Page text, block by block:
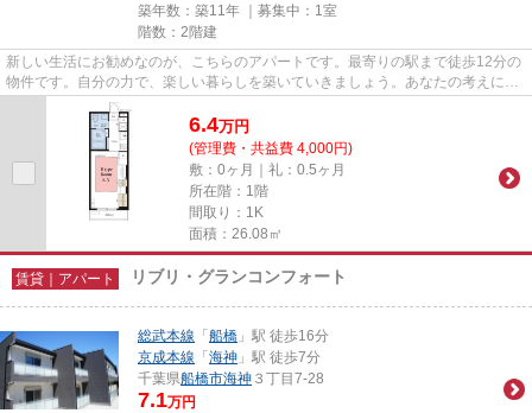
築年数：築11年 ｜募集中： 1室
階数：2階建
新しい生活にお勧めなのが、こちらのアパートです。最寄りの駅まで徒歩12分の
物件です。自分の力で、楽しい暮らしを築いていきましょう。あなたの考えに沿
った物件選びのお手伝いをさ...
6.4万円
(管理費・共益費 4,000円)
敷：0ヶ月｜礼：0.5ヶ月
所在階：1階
間取り：1K
面積：26.08㎡
賃貸｜アパート リブリ・グランコンフォート
総武本線 「 船橋 」駅 徒歩16分
京成本線 「 海神 」駅 徒歩7分
千葉県船橋市海神 ３丁目7-28
7.1万円